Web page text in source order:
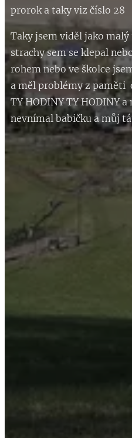
prorok a taky viz číslo 28
Taky jsem viděl jako
strachy sem se klepal
rohem nebo ve školce
a měl problémy z paměti
TY HODINY TY HODINY
nevnímal babičku a můj